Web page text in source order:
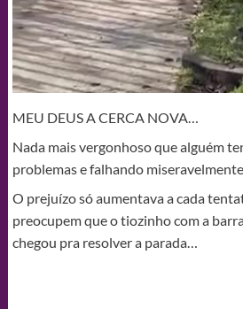
MEU DEUS A CERCA NOVA…
Nada mais vergonhoso que alguém
problemas e falhando
O prejuízo só aumentava a cada
preocupem que o tiozinho com a
chegou pra resolver a parada…